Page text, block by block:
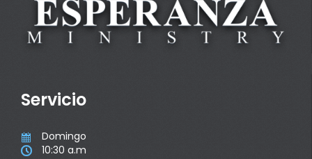
Servicio
 Domingo
 10:30 a.m